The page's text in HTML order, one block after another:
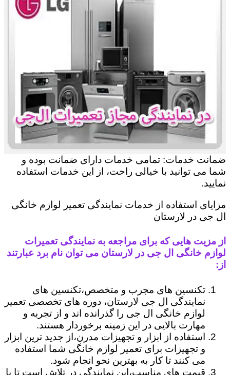
ضمانت خدمات: تمامی خدمات دارای ضمانت بوده و
شما می توانید با خیالی راحت، از این خدمات استفاده
نمایید.
مزایای استفاده از خدمات نمایندگی تعمیر لوازم خانگی
ال جی در لارستان
از مزیت هایی که برای مراجعه به نمایندگی تعمیرات
لوازم خانگی ال جی در لارستان می توان نام برد عبارتند
از:
تکنسین های مجرب و متخصص،تکنسین های
نمایندگی ال جی لارستان، دوره های تخصصی تعمیر
لوازم خانگی ال جی را گذرانده اند و از تجربه و
مهارت بالایی در این زمینه برخوردار هستند.
استفاده از ابزار و تجهیزات مدرن،از جدید ترین ابزار
و تجهیزات برای تعمیر لوازم خانگی شما استفاده
می کنند تا کار به بهترین نحو انجام شود.
قیمت های مناسب،این نمایندگی در تلاش است تا با